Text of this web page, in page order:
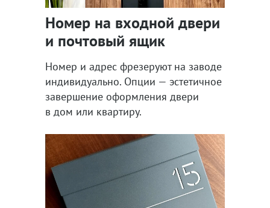
Номер на входной двери
и почтовый ящик
Номер и адрес фрезеруют на заводе
индивидуально. Опции — эстетичное
завершение оформления двери
в дом или квартиру.